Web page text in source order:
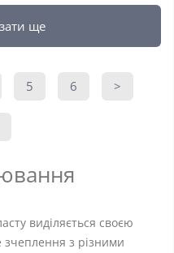
ще
5 6 >
виділяється своєю
зчеплення з різними